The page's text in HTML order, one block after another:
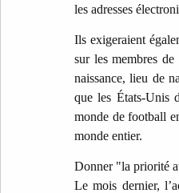
les adresses
Ils exigeraient
sur les membres
naissance, lieu de
que les États-Unis
monde de football
monde entier.
Donner "la priorité
Le mois dernier,